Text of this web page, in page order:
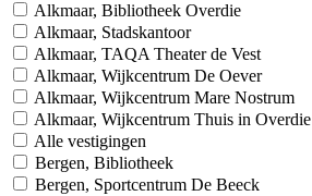
Alkmaar, Bibliotheek Overdie
Alkmaar, Stadskantoor
Alkmaar, TAQA Theater de Vest
Alkmaar, Wijkcentrum De Oever
Alkmaar, Wijkcentrum Mare Nostrum
Alkmaar, Wijkcentrum Thuis in Overdie
Alle vestigingen
Bergen, Bibliotheek
Bergen, Sportcentrum De Beeck